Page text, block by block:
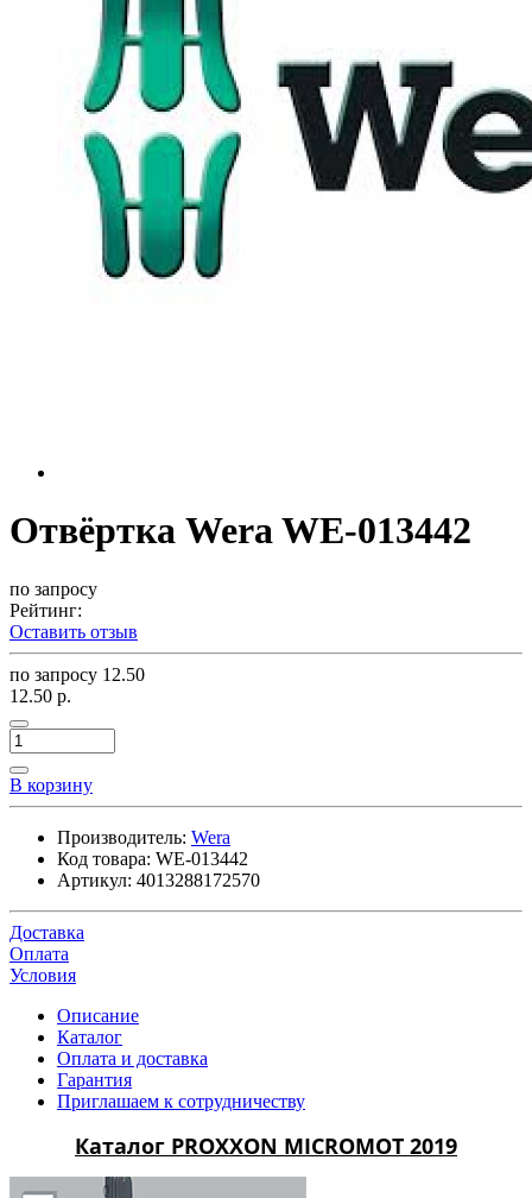
Отвёртка Wera WE-013442
по запросу
Рейтинг:
Оставить отзыв
по запросу 12.50
12.50 р.
В корзину
Производитель: Wera
Код товара: WE-013442
Артикул: 4013288172570
Доставка
Оплата
Условия
Описание
Каталог
Оплата и доставка
Гарантия
Приглашаем к сотрудничеству
Каталог PROXXON MICROMOT 2019